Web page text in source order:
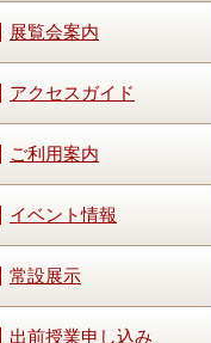
展覧会案内
アクセスガイド
ご利用案内
イベント情報
常設展示
出前授業申し込み